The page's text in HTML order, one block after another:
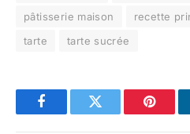
pâtisserie maison
recette
tarte
tarte sucrée
FacebookTwitter